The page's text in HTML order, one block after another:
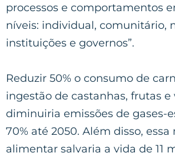
processos e comportamentos
níveis: individual, comunitário,
instituições e governos”.
Reduzir 50% o consumo de
ingestão de castanhas, frutas e
diminuiria emissões de gases-
70% até 2050. Além disso,
alimentar salvaria a vida de 11